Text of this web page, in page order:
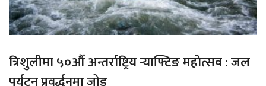
त्रिशुलीमा ५०औँ अन्तर्राष्ट्रिय र्‍याफ्टिङ महोत्सव : जल